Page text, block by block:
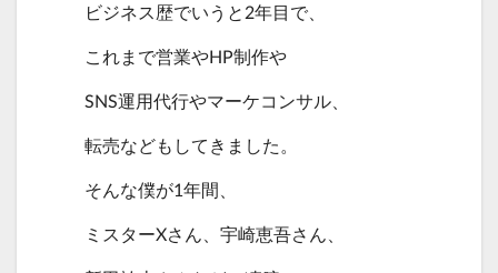
ビジネス歴でいうと2年目で、
これまで営業やHP制作や
SNS運用代行やマーケコンサル、
転売などもしてきました。
そんな僕が1年間、
ミスターXさん、宇崎恵吾さん、